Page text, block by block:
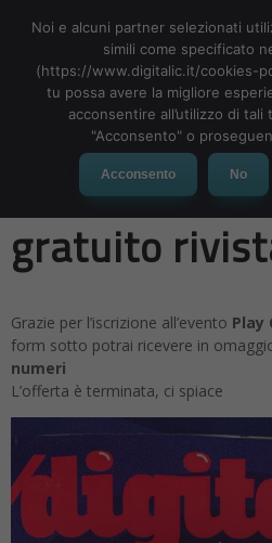
MENU
Play Copy
gratuito
Grazie per l’iscrizione all’evento Play
form sotto potrai ricevere in
numeri
L’offerta è terminata, ci spiace
Noi e alcuni partner selezionati
simili come specificato
(https://www.digitalic.it/cookies-
tu possa avere la migliore
acconsentire all’utilizzo di
"Acconsento" o
Acconsento No